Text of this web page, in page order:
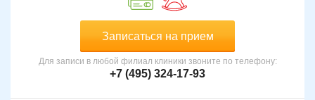
Записаться на прием
Для записи в любой филиал клиники звоните по телефону:
+7 (495) 324-17-93